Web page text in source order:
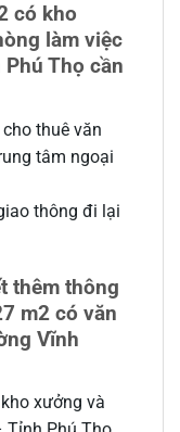
có kho
làm việc
Thọ cần
thuê văn
tâm ngoại
thông đi lại
thêm thông
m2 có văn
Vĩnh
xưởng và